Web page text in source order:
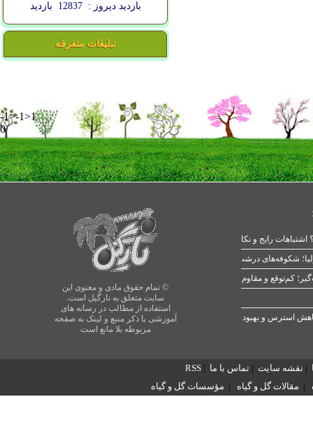
بازدید دیروز : 12837 بازدید
تبلیغات متفرقه
-1>-1>1
0
© تمام حقوق مادی و معنوی این
سایت متعلق به نارگیل است.
استفاده از مطالب در رسانه های
آموزشی با ذکر منبع و لینک به صفحه
مربوطه بلا مانع است
رایج و نکات طلایی
شکوفه‌های درشت در بهار
| نقشه سایت | تماس با ما |
RSS
| مقالات گل و گیاه | مؤسسات گل و گیاه